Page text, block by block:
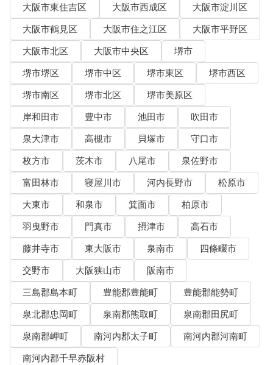
大阪市東住吉区
大阪市西成区
大阪市淀川区
大阪市鶴見区
大阪市住之江区
大阪市平野区
大阪市北区
大阪市中央区
堺市
堺市堺区
堺市中区 堺市東区
堺市西区
堺市南区
堺市北区
堺市美原区
岸和田市
豊中市 池田市
吹田市
泉大津市
高槻市 貝塚市
守口市
枚方市
茨木市 八尾市
泉佐野市
富田林市
寝屋川市 河内長野市
松原市
大東市
和泉市 箕面市
柏原市
羽曳野市
門真市 摂津市
高石市
藤井寺市
東大阪市 泉南市
四條畷市
交野市
大阪狭山市
阪南市
三島郡島本町
豊能郡豊能町
豊能郡能勢町
泉北郡忠岡町
泉南郡熊取町
泉南郡田尻町
泉南郡岬町
南河内郡太子町
南河内郡河南町
南河内郡千早赤阪村